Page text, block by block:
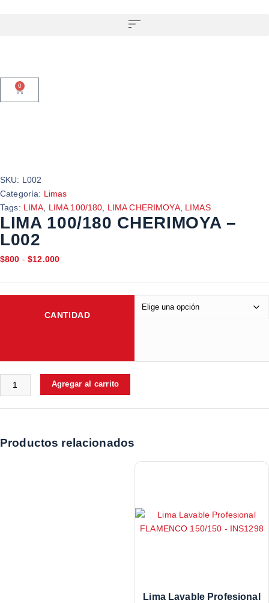
0
SKU: L002
Categoría: Limas
Tags: LIMA LIMA 100/180 LIMA CHERIMOYA, LIMAS
LIMA 100/180 CHERIMOYA –
L002
$800 - $12.000
CANTIDAD
Agregar al carrito
Productos relacionados
Lima Lavable Profesional